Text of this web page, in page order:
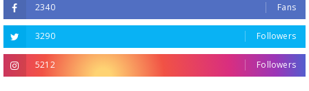
2340 Fans
3290 Followers
5212 Followers